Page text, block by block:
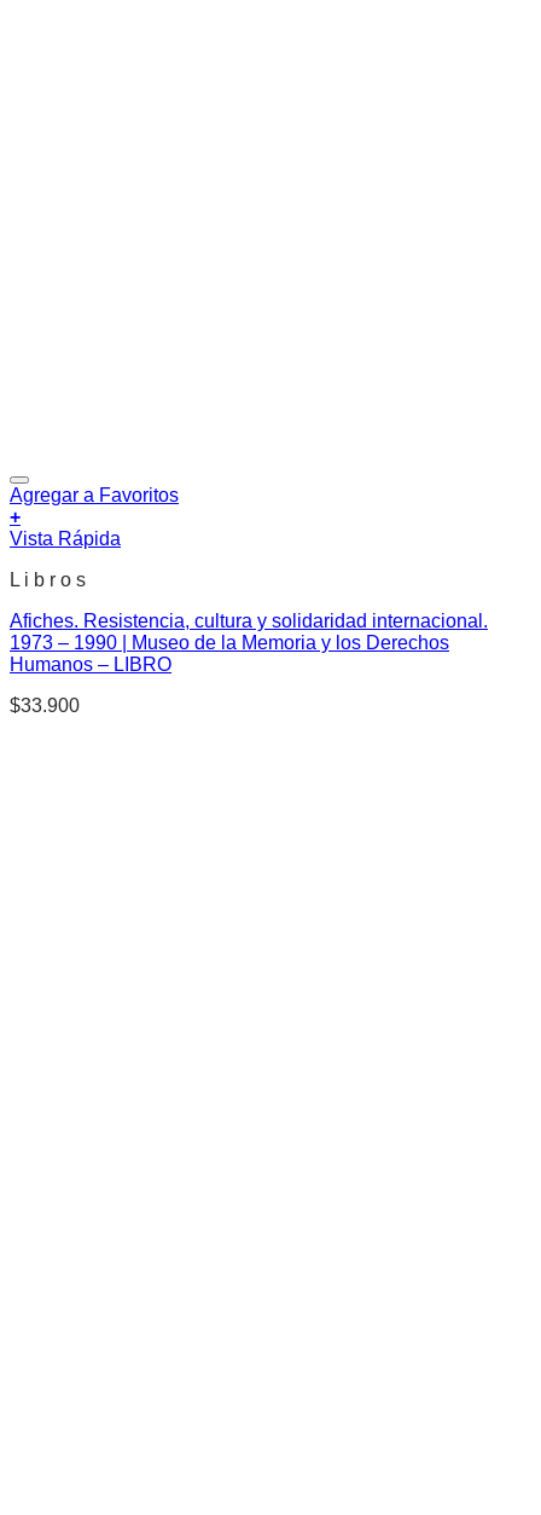
Agregar a Favoritos
+
Vista Rápida
L i b r o s
Afiches. Resistencia, cultura y solidaridad internacional.
1973 – 1990 | Museo de la Memoria y los Derechos
Humanos – LIBRO
$33.900